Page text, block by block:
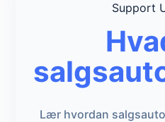
Support
Lær hvordan